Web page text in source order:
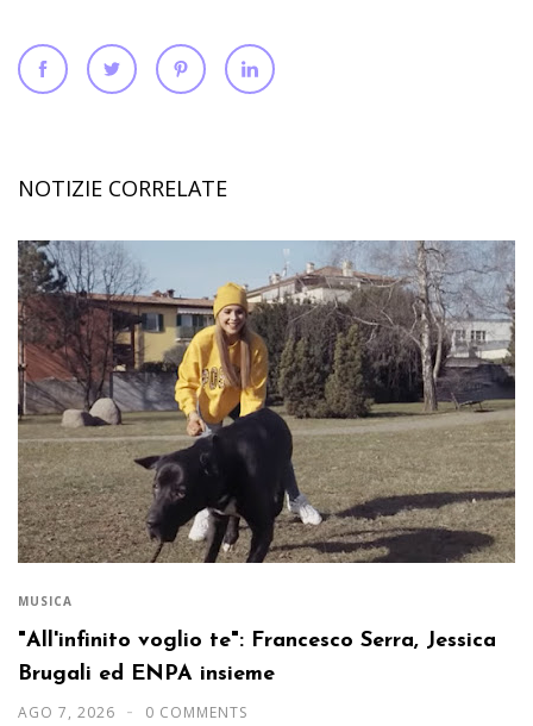
NOTIZIE CORRELATE
MUSICA
"All'infinito voglio te": Francesco Serra, Jessica
Brugali ed ENPA insieme
AGO 7, 2026 0 COMMENTS